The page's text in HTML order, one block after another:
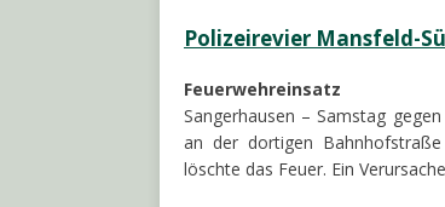
Polizeirevier Mansfeld-
Feuerwehreinsatz
Sangerhausen – Samstag
an der dortigen
löschte das Feuer. Ein